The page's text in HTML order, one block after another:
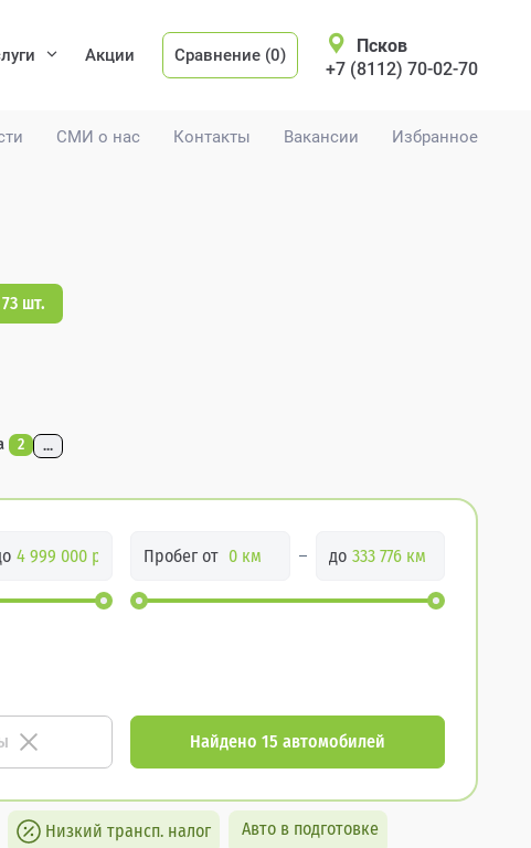
СМИ о нас Контакты Вакансии Избранное
Акции Сравнение (0)
Псков
+7 (8112) 70-02-70
73 шт.
2 ...
Пробег от до
Найдено 15 автомобилей
Низкий трансп. налог Авто в подготовке